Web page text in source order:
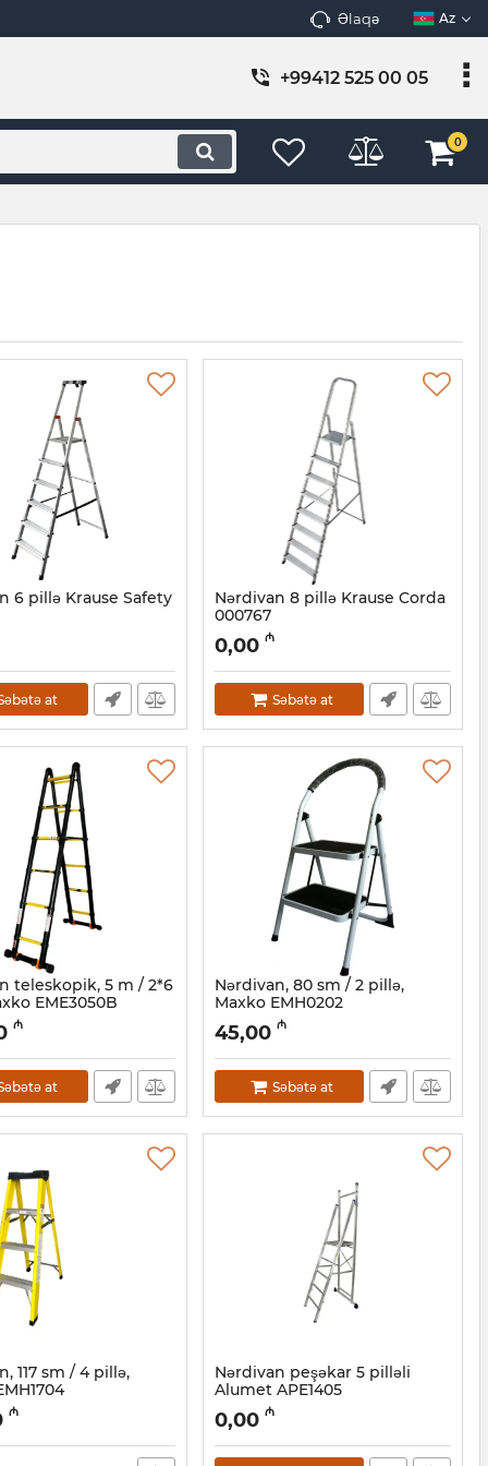
Əlaqə Az
+99412 525 00 05
0
6 pillə Krause Safety
at
Nərdivan 8 pillə Krause Corda
000767
Artikul: 010001160
0,00 ₼
Səbətə at
teleskopik, 5 m / 2*6
EME3050B
₼
at
Nərdivan, 80 sm / 2 pillə,
Maxko EMH0202
Artikul: 010001151
45,00 ₼
Səbətə at
117 sm / 4 pillə,
₼
Nərdivan peşəkar 5 pilləli
Alumet APE1405
Artikul: 010001017
0,00 ₼